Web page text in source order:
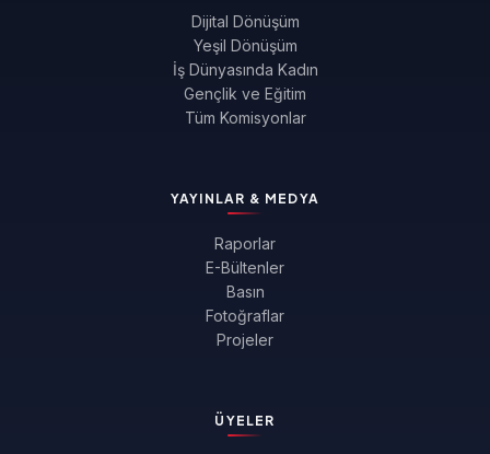
Dijital Dönüşüm
Yeşil Dönüşüm
İş Dünyasında Kadın
Gençlik ve Eğitim
Tüm Komisyonlar
YAYINLAR & MEDYA
Raporlar
E-Bültenler
Basın
Fotoğraflar
Projeler
ÜYELER